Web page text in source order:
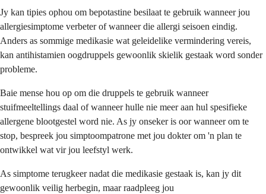
Jy kan tipies ophou om bepotastine besilaat te gebruik wanneer jou
allergiesimptome verbeter of wanneer die allergi seisoen eindig.
Anders as sommige medikasie wat geleidelike vermindering vereis,
kan antihistamien oogdruppels gewoonlik skielik gestaak word sonder
probleme.
Baie mense hou op om die druppels te gebruik wanneer
stuifmeeltellings daal of wanneer hulle nie meer aan hul spesifieke
allergene blootgestel word nie. As jy onseker is oor wanneer om te
stop, bespreek jou simptoompatrone met jou dokter om 'n plan te
ontwikkel wat vir jou leefstyl werk.
As simptome terugkeer nadat die medikasie gestaak is, kan jy dit
gewoonlik veilig herbegin, maar raadpleeg jou